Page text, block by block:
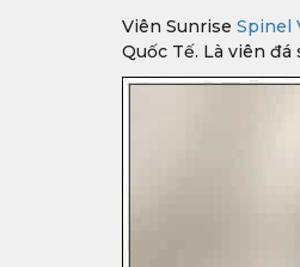
Viên Sunrise Spinel
Quốc Tế. Là viên